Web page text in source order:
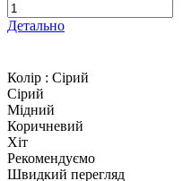
Детально
Колір : Сірий
Сірий
Мідний
Коричневий
Хіт
Рекомендуємо
Швидкий перегляд